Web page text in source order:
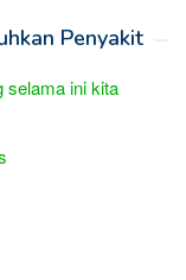
Penyakit
selama ini kita